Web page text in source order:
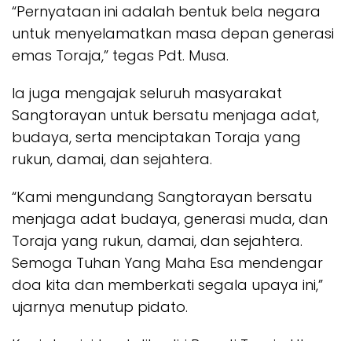
“Pernyataan ini adalah bentuk bela negara
untuk menyelamatkan masa depan generasi
emas Toraja,” tegas Pdt. Musa.
Ia juga mengajak seluruh masyarakat
Sangtorayan untuk bersatu menjaga adat,
budaya, serta menciptakan Toraja yang
rukun, damai, dan sejahtera.
“Kami mengundang Sangtorayan bersatu
menjaga adat budaya, generasi muda, dan
Toraja yang rukun, damai, dan sejahtera.
Semoga Tuhan Yang Maha Esa mendengar
doa kita dan memberkati segala upaya ini,”
ujarnya menutup pidato.